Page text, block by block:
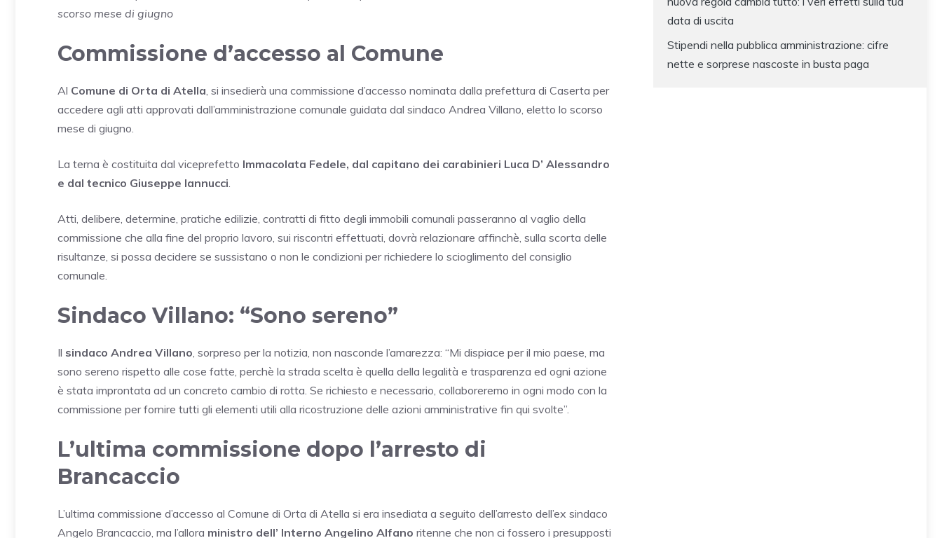
scorso mese di giugno
Commissione d’accesso al Comune
Al Comune di Orta di Atella, si insedierà una commissione d’accesso nominata dalla prefettura di Caserta per
accedere agli atti approvati dall’amministrazione comunale guidata dal sindaco Andrea Villano, eletto lo scorso
mese di giugno.
La terna è costituita dal viceprefetto Immacolata Fedele, dal capitano dei carabinieri Luca D’ Alessandro
e dal tecnico Giuseppe Iannucci.
Atti, delibere, determine, pratiche edilizie, contratti di fitto degli immobili comunali passeranno al vaglio della
commissione che alla fine del proprio lavoro, sui riscontri effettuati, dovrà relazionare affinchè, sulla scorta delle
risultanze, si possa decidere se sussistano o non le condizioni per richiedere lo scioglimento del consiglio
comunale.
Sindaco Villano: “Sono sereno”
Il sindaco Andrea Villano, sorpreso per la notizia, non nasconde l’amarezza: “Mi dispiace per il mio paese, ma
sono sereno rispetto alle cose fatte, perchè la strada scelta è quella della legalità e trasparenza ed ogni azione
è stata improntata ad un concreto cambio di rotta. Se richiesto e necessario, collaboreremo in ogni modo con la
commissione per fornire tutti gli elementi utili alla ricostruzione delle azioni amministrative fin qui svolte”.
L’ultima commissione dopo l’arresto di
Brancaccio
L’ultima commissione d’accesso al Comune di Orta di Atella si era insediata a seguito dell’arresto dell’ex sindaco
Angelo Brancaccio, ma l’allora ministro dell’ Interno Angelino Alfano ritenne che non ci fossero i presupposti
data di uscita
Stipendi nella pubblica amministrazione: cifre
nette e sorprese nascoste in busta paga